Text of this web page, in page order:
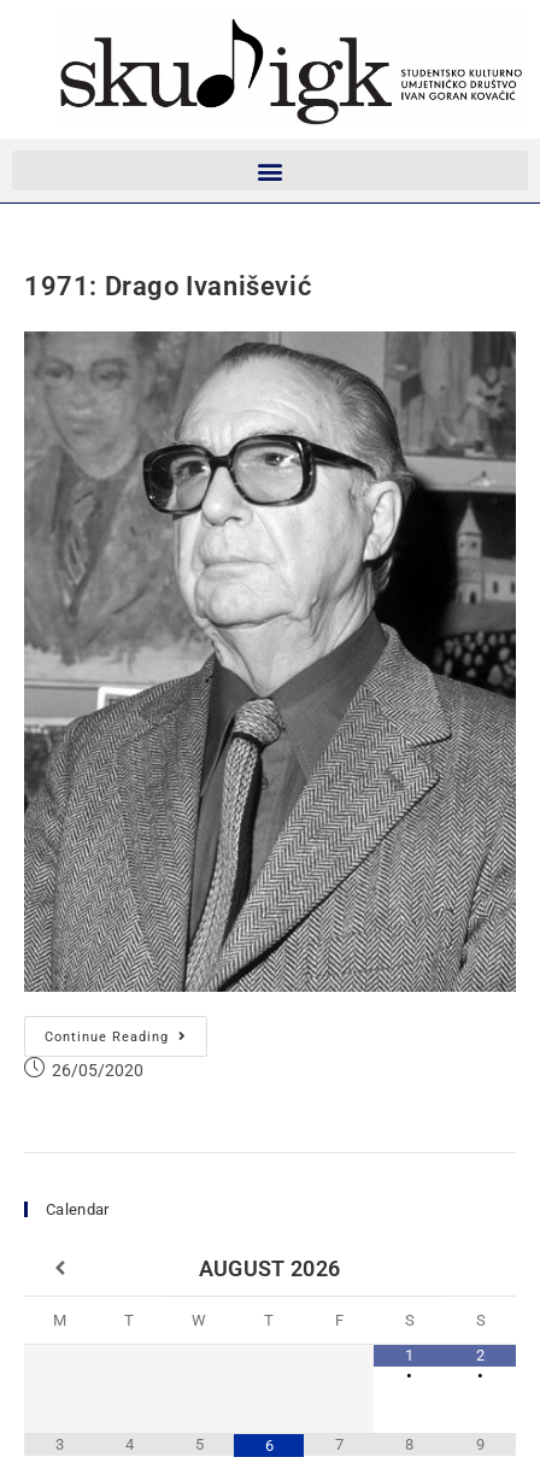
1971: Drago Ivanišević
Continue Reading
26/05/2020
Calendar
AUGUST 2026
M T W T F S
S
1
•
2
•
3 4 5 6 7 8 9